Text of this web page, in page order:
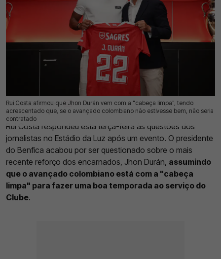
Rui Costa afirmou que Jhon Durán vem com a "cabeça limpa", tendo
acrescentado que, se o avançado colombiano não estivesse bem, não seria
contratado
22 Jul 2026 | 09:50 | 0
Rui Costa respondeu esta terça-feira às questões dos
jornalistas no Estádio da Luz após um evento. O presidente
do Benfica acabou por ser questionado sobre o mais
recente reforço dos encarnados, Jhon Durán, assumindo
que o avançado colombiano está com a "cabeça
limpa" para fazer uma boa temporada ao serviço do
Clube.